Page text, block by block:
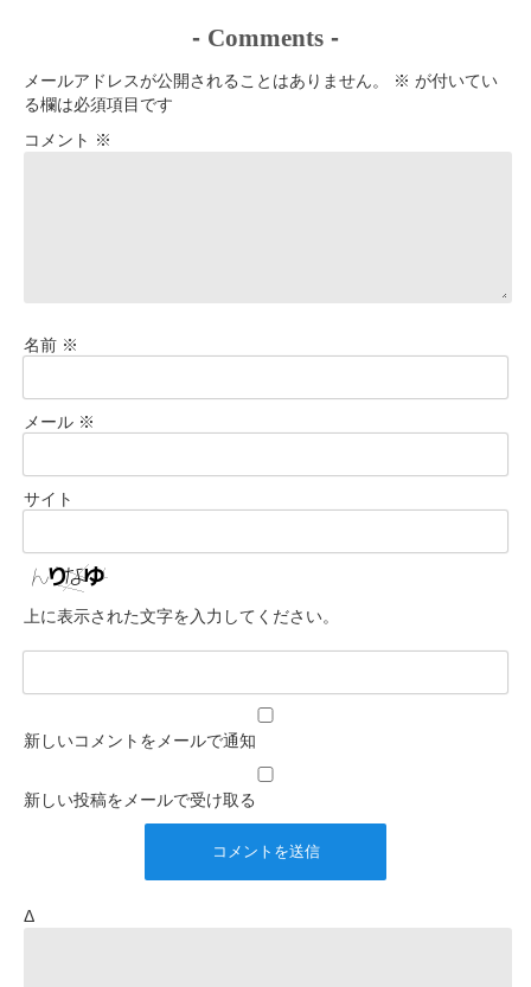
- Comments -
メールアドレスが公開されることはありません。 ※ が付いてい
る欄は必須項目です
コメント ※
名前 ※
メール ※
サイト
上に表示された文字を入力してください。
新しいコメントをメールで通知
新しい投稿をメールで受け取る
Δ